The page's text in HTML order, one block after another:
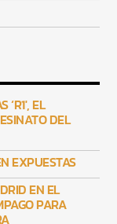
EL
DEL
EXPUESTAS
EN EL
PARA